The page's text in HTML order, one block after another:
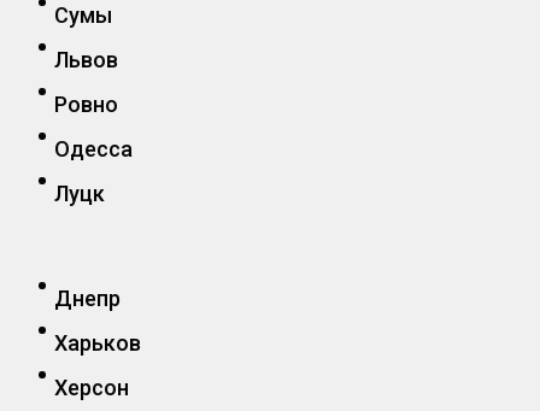
Сумы
Львов
Ровно
Одесса
Луцк
Днепр
Харьков
Херсон